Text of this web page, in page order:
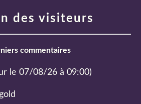
des visiteurs
commentaires
le 07/08/26 à 09:00)